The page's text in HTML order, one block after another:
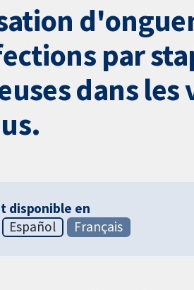
par
dans les
disponible en
Español Français